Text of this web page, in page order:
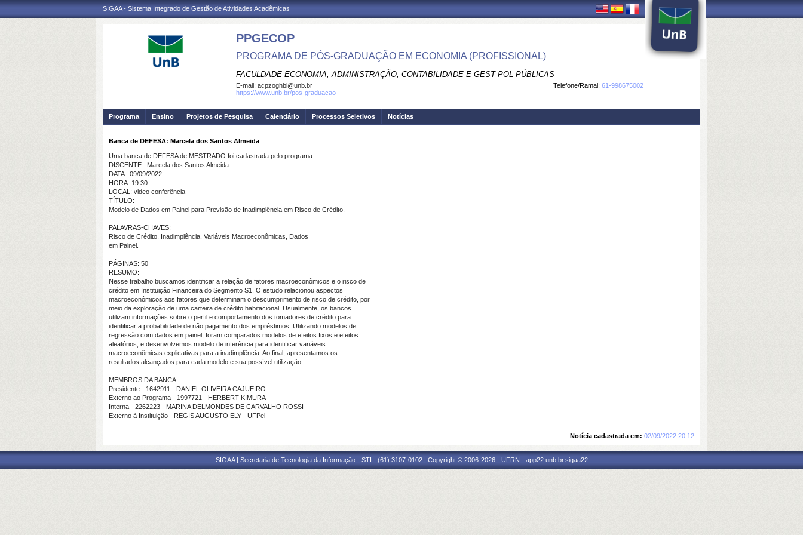
SIGAA - Sistema Integrado de Gestão de Atividades Acadêmicas
PPGECOP
PROGRAMA DE PÓS-GRADUAÇÃO EM ECONOMIA (PROFISSIONAL)
FACULDADE ECONOMIA, ADMINISTRAÇÃO, CONTABILIDADE E GEST POL PÚBLICAS
Telefone/Ramal: 61-998675002
E-mail: acpzoghbi@unb.br
https://www.unb.br/pos-graduacao
Programa Ensino Projetos de Pesquisa Calendário Processos Seletivos Notícias
Banca de DEFESA: Marcela dos Santos Almeida
Uma banca de DEFESA de MESTRADO foi cadastrada pelo programa.
DISCENTE : Marcela dos Santos Almeida
DATA : 09/09/2022
HORA: 19:30
LOCAL: video conferência
TÍTULO:
Modelo de Dados em Painel para Previsão de Inadimplência em Risco de Crédito.
PALAVRAS-CHAVES:
Risco de Crédito, Inadimplência, Variáveis Macroeconômicas, Dados
em Painel.
PÁGINAS: 50
RESUMO:
Nesse trabalho buscamos identificar a relação de fatores macroeconômicos e o risco de
crédito em Instituição Financeira do Segmento S1. O estudo relacionou aspectos
macroeconômicos aos fatores que determinam o descumprimento de risco de crédito, por
meio da exploração de uma carteira de crédito habitacional. Usualmente, os bancos
utilizam informações sobre o perfil e comportamento dos tomadores de crédito para
identificar a probabilidade de não pagamento dos empréstimos. Utilizando modelos de
regressão com dados em painel, foram comparados modelos de efeitos fixos e efeitos
aleatórios, e desenvolvemos modelo de inferência para identificar variáveis
macroeconômicas explicativas para a inadimplência. Ao final, apresentamos os
resultados alcançados para cada modelo e sua possível utilização.
MEMBROS DA BANCA:
Presidente - 1642911 - DANIEL OLIVEIRA CAJUEIRO
Externo ao Programa - 1997721 - HERBERT KIMURA
Interna - 2262223 - MARINA DELMONDES DE CARVALHO ROSSI
Externo à Instituição - REGIS AUGUSTO ELY - UFPel
Notícia cadastrada em: 02/09/2022 20:12
SIGAA | Secretaria de Tecnologia da Informação - STI - (61) 3107-0102 | Copyright © 2006-2026 - UFRN - app22.unb.br.sigaa22